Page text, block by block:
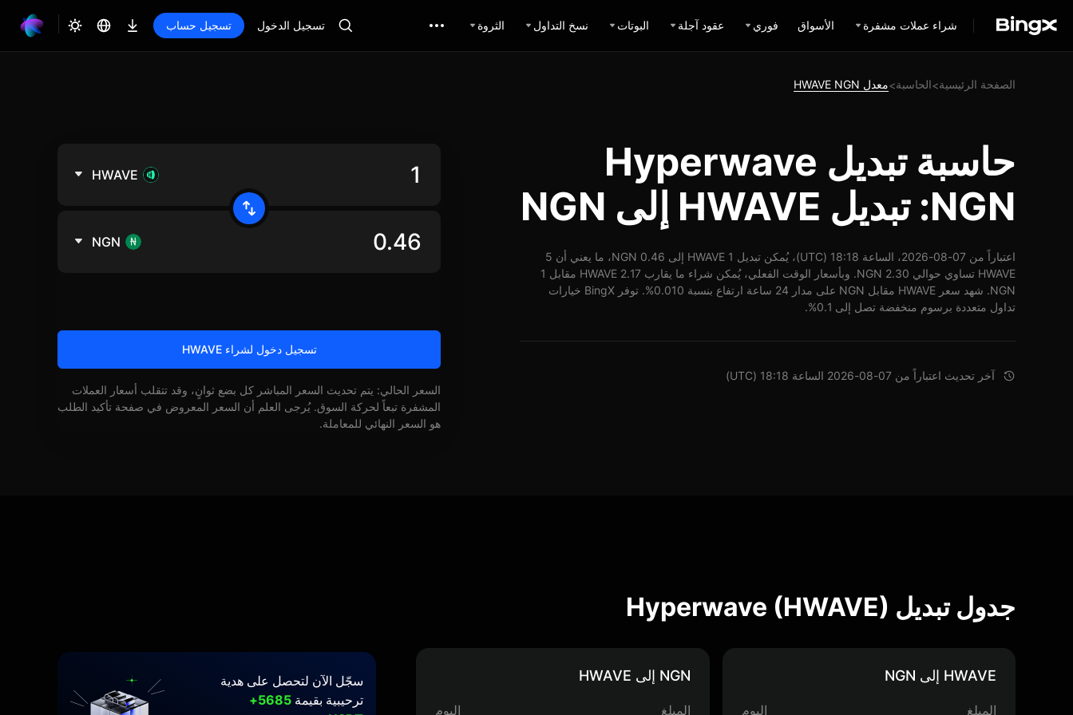
شراء عملات مشفرة الأسواق فوري عقود آجلة البوتات نسخ التداول الثروة تسجيل الدخول تسجيل حساب
الصفحة الرئيسية>الحاسبة>معدل HWAVE NGN
حاسبة تبديل Hyperwave
NGN: تبديل HWAVE إلى NGN
اعتباراً من 07-08-2026، الساعة 18:18 (UTC)، يُمكن تبديل 1 HWAVE إلى 0.46 NGN، ما يعني أن 5
HWAVE تساوي حوالي 2.30 NGN. وبأسعار الوقت الفعلي، يُمكن شراء ما يقارب 2.17 HWAVE مقابل 1
NGN. شهد سعر HWAVE مقابل NGN على مدار 24 ساعة ارتفاع بنسبة 0.010%. توفر BingX خيارات
تداول متعددة برسوم منخفضة تصل إلى 0.1%.
آخر تحديث اعتباراً من 07-08-2026 الساعة 18:18 (UTC)
HWAVE
NGN
تسجيل دخول لشراء HWAVE
السعر الحالي: يتم تحديث السعر المباشر كل بضع ثوانٍ، وقد تتقلب أسعار العملات
المشفرة تبعاً لحركة السوق. يُرجى العلم أن السعر المعروض في صفحة تأكيد الطلب
هو السعر النهائي للمعاملة.
جدول تبديل Hyperwave (HWAVE)
HWAVE إلى NGN
المبلغ اليوم
NGN إلى HWAVE
المبلغ اليوم
سجّل الآن لتحصل على هدية
ترحيبية بقيمة
5685+